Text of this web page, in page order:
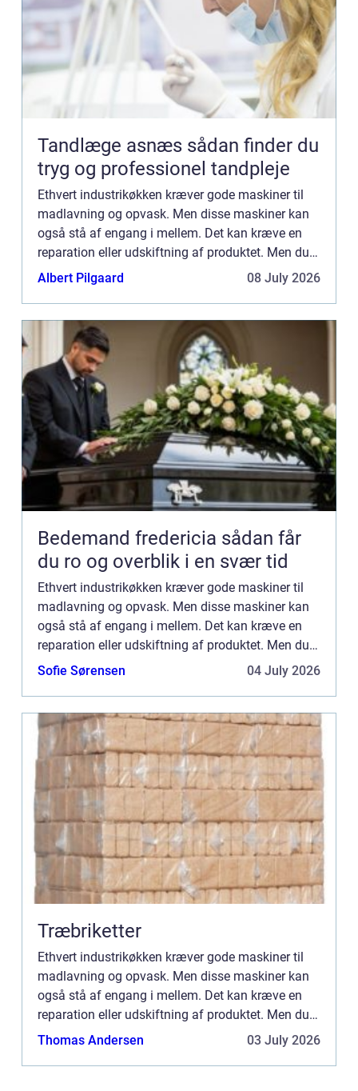
Tandlæge asnæs sådan finder du
tryg og professionel tandpleje
Ethvert industrikøkken kræver gode maskiner til
madlavning og opvask. Men disse maskiner kan
også stå af engang i mellem. Det kan kræve en
reparation eller udskiftning af produktet. Men du
kan også vælge at få foretaget service på alle
Albert Pilgaard 08 July 2026
Bedemand fredericia sådan får
du ro og overblik i en svær tid
Ethvert industrikøkken kræver gode maskiner til
madlavning og opvask. Men disse maskiner kan
også stå af engang i mellem. Det kan kræve en
reparation eller udskiftning af produktet. Men du
kan også vælge at få foretaget service på alle
Sofie Sørensen 04 July 2026
Træbriketter
Ethvert industrikøkken kræver gode maskiner til
madlavning og opvask. Men disse maskiner kan
også stå af engang i mellem. Det kan kræve en
reparation eller udskiftning af produktet. Men du
kan også vælge at få foretaget service på alle
Thomas Andersen 03 July 2026